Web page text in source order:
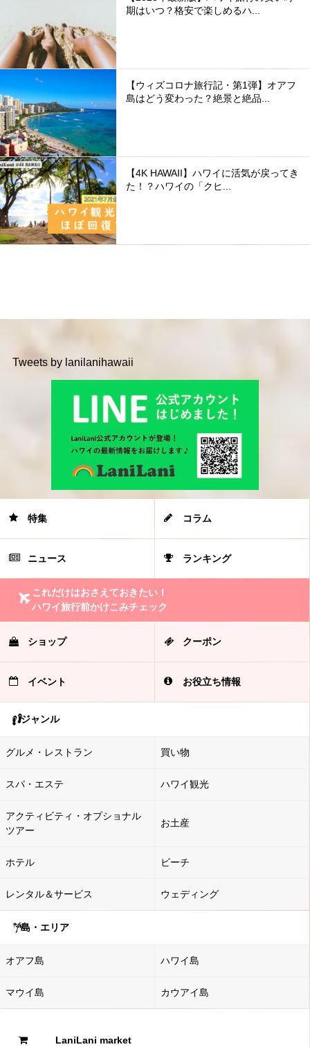
期はいつ？格安で楽しめるハ...
【ウィズコロナ旅行記・第1弾】オアフ
島はどう変わった？絶景と絶品...
【4K HAWAII】ハワイに活気が戻ってき
た！？ハワイの「クヒ...
Tweets by lanilanihawaii
特集 コラム
ニュース ランキング
これだけはおさえておきたい！
ハワイ旅行前かけこみチェック
ショップ クーポン
イベント お役立ち情報
ジャンル
グルメ・レストラン 買い物
スパ・エステ ハワイ観光
アクティビティ・オプショナル
ツアー
お土産
ホテル ビーチ
レンタル＆サービス ウェディング
島・エリア
オアフ島 ハワイ島
マウイ島 カウアイ島
LaniLani market